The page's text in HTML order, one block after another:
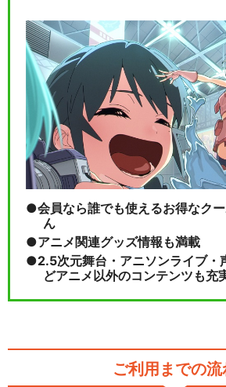
会員なら誰でも使えるお得なク
ん
アニメ関連グッズ情報も満載
2.5次元舞台・アニソンライブ・
どアニメ以外のコンテンツも充
ご利用までの流